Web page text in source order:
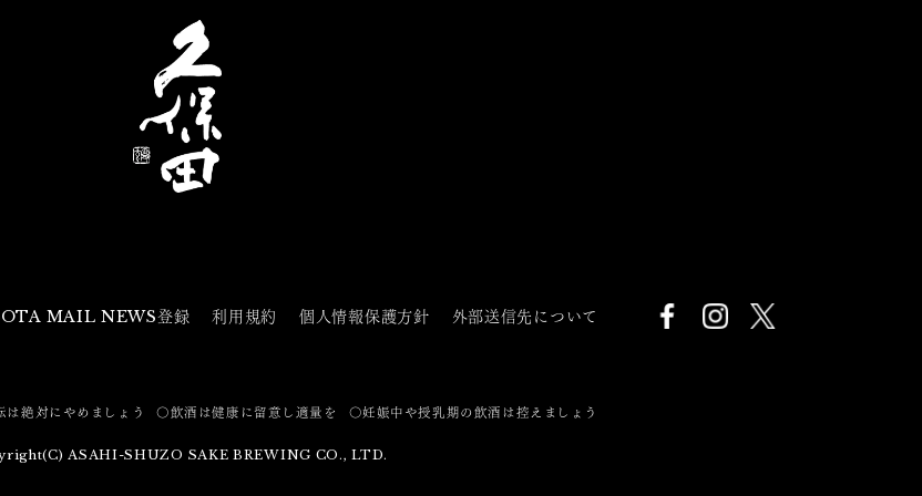
MAIL NEWS登録 利用規約 個人情報保護方針 外部送信先について
は絶対にやめましょう 〇飲酒は健康に留意し適量を 〇妊娠中や授乳期の飲酒は控えましょう
ASAHI-SHUZO SAKE BREWING CO., LTD.